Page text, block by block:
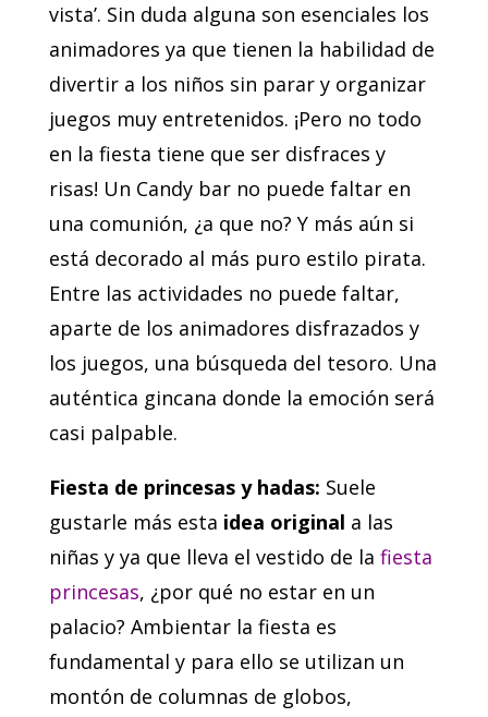
vista’. Sin duda alguna son esenciales los
animadores ya que tienen la habilidad de
divertir a los niños sin parar y organizar
juegos muy entretenidos. ¡Pero no todo
en la fiesta tiene que ser disfraces y
risas! Un Candy bar no puede faltar en
una comunión, ¿a que no? Y más aún si
está decorado al más puro estilo pirata.
Entre las actividades no puede faltar,
aparte de los animadores disfrazados y
los juegos, una búsqueda del tesoro. Una
auténtica gincana donde la emoción será
casi palpable.
Fiesta de princesas y hadas: Suele
gustarle más esta idea original a las
niñas y ya que lleva el vestido de la fiesta
princesas, ¿por qué no estar en un
palacio? Ambientar la fiesta es
fundamental y para ello se utilizan un
montón de columnas de globos,